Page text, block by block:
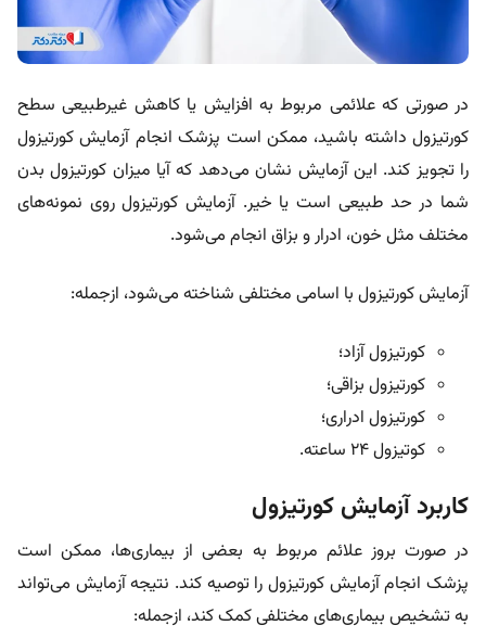
در صورتی که علائمی مربوط به افزایش یا کاهش غیرطبیعی سطح
کورتیزول داشته باشید، ممکن است پزشک انجام آزمایش کورتیزول
را تجویز کند. این آزمایش نشان می‌دهد که آیا میزان کورتیزول بدن
شما در حد طبیعی است یا خیر. آزمایش کورتیزول روی نمونه‌های
مختلف مثل خون، ادرار و بزاق انجام می‌شود.
آزمایش کورتیزول با اسامی مختلفی شناخته می‌شود، ازجمله:
کورتیزول آزاد؛
کورتیزول بزاقی؛
کورتیزول ادراری؛
کوتیزول ۲۴ ساعته.
کاربرد آزمایش کورتیزول
در صورت بروز علائم مربوط به بعضی از بیماری‌ها، ممکن است
پزشک انجام آزمایش کورتیزول را توصیه کند. نتیجه آزمایش می‌تواند
به تشخیص بیماری‌های مختلفی کمک کند، ازجمله: